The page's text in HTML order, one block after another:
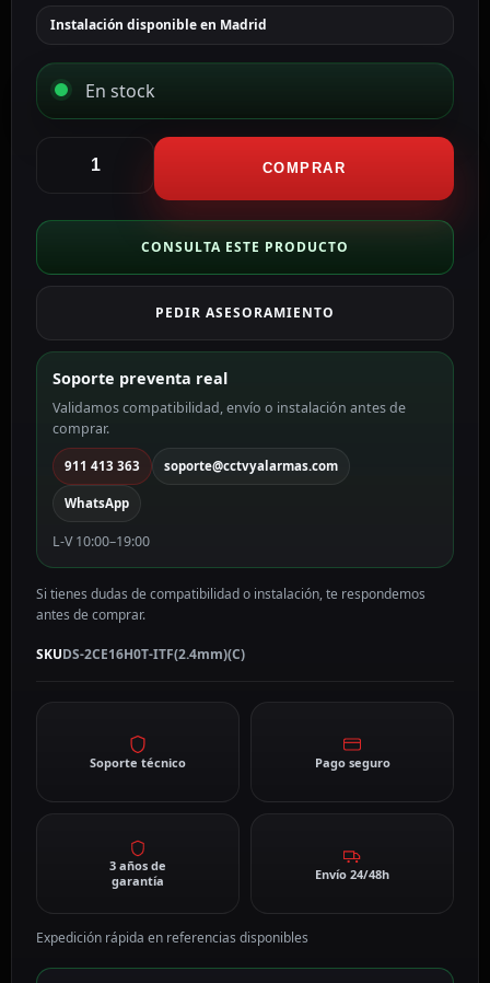
Instalación disponible en Madrid
En stock
Cámara
4en1
VALUE
color
MP,
2.4
mm
DS-
2CE16H0T-
ITF(2.4mm)
(C)
cantidad
COMPRAR
CONSULTA ESTE PRODUCTO
PEDIR ASESORAMIENTO
Soporte preventa real
Validamos compatibilidad, envío o instalación antes de
comprar.
911 413 363 soporte@cctvyalarmas.com
WhatsApp
L-V 10:00–19:00
Si tienes dudas de compatibilidad o instalación, te respondemos
antes de comprar.
SKUDS-2CE16H0T-ITF(2.4mm)(C)
Soporte técnico Pago seguro
3 años de
garantía
Envío 24/48h
Expedición rápida en referencias disponibles